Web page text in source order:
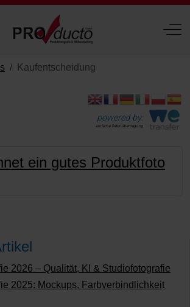
Off-
Kaufentscheidung
powered by:
einfache Datenübertragung
ein gutes Produktfoto
2026 – Qualität, KI & Studiofotografie
2025: Mockups, Farbverbindlichkeit